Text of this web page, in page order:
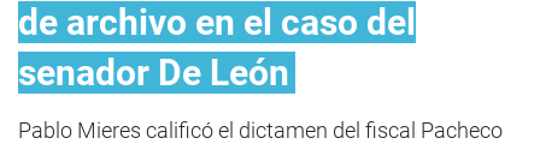
de archivo en el caso del
senador De León
Pablo Mieres calificó el dictamen del fiscal Pacheco